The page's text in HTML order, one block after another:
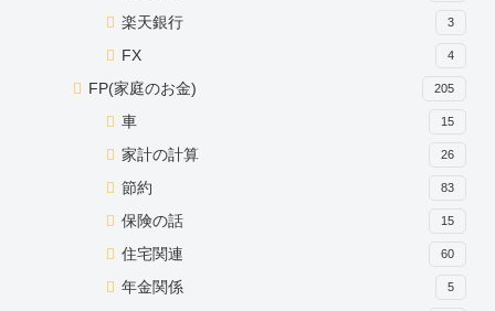
楽天銀行 3
FX 4
FP(家庭のお金) 205
車 15
家計の計算 26
節約 83
保険の話 15
住宅関連 60
年金関係 5